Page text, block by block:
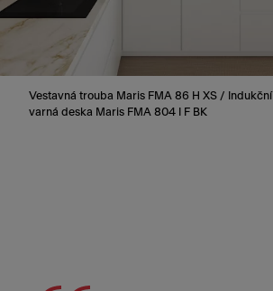
Vestavná trouba Maris FMA 86 H XS / Indukční
varná deska Maris FMA 804 I F BK